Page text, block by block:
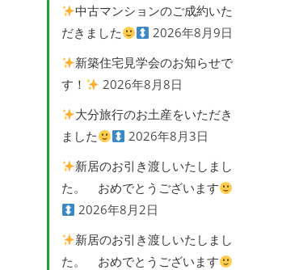
中古マンションのご成約いた
だきました
2026年8月9日
新築住宅見学会のお知らせで
す！
2026年8月8日
大分旅行のお土産をいただき
ました
2026年8月3日
新居のお引き渡しいたしまし
た。 おめでとうございます
2026年8月2日
新居のお引き渡しいたしまし
た。 おめでとうございます